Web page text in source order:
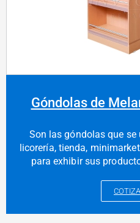
Góndolas de
Son las góndolas que se
licorería, tienda,
para exhibir sus